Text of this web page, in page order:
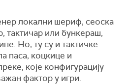
локални шериф, сеоска
тактичар или бункераш,
Но, ту су и тактичке
паса, коцкице и
које конфигурацију
фактор у игри.